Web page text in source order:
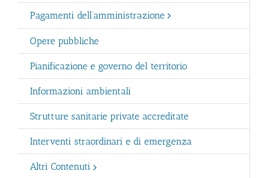
Pagamenti dell’amministrazione
Opere pubbliche
Pianificazione e governo del territorio
Informazioni ambientali
Strutture sanitarie private accreditate
Interventi straordinari e di emergenza
Altri Contenuti